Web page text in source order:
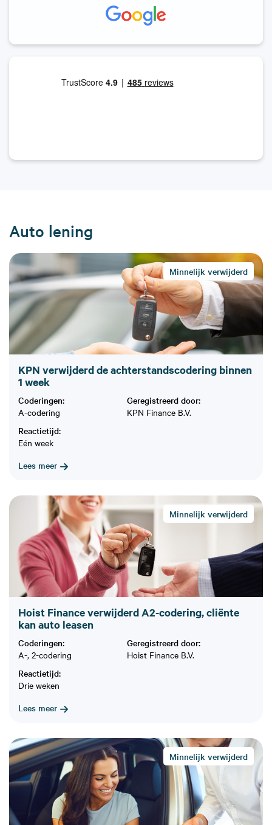
Auto lening
Minnelijk verwijderd
KPN verwijderd de achterstandscodering binnen
1 week
Coderingen:
A-codering
Geregistreerd door:
KPN Finance B.V.
Reactietijd:
Eén week
Lees meer
Minnelijk verwijderd
Hoist Finance verwijderd A2-codering, cliënte
kan auto leasen
Coderingen:
A-, 2-codering
Geregistreerd door:
Hoist Finance B.V.
Reactietijd:
Drie weken
Lees meer
Minnelijk verwijderd